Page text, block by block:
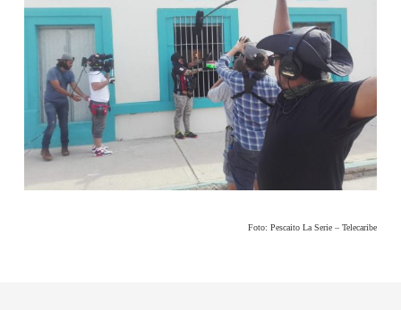
Foto: Pescaito La Serie – Telecaribe